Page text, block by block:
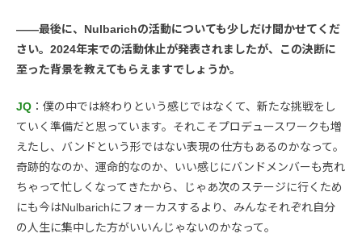
――最後に、Nulbarichの活動についても少しだけ聞かせてくだ
さい。2024年末での活動休止が発表されましたが、この決断に
至った背景を教えてもらえますでしょうか。
JQ ：僕の中では終わりという感じではなくて、新たな挑戦をし
ていく準備だと思っています。それこそプロデュースワークも増
えたし、バンドという形ではない表現の仕方もあるのかなって。
奇跡的なのか、運命的なのか、いい感じにバンドメンバーも売れ
ちゃって忙しくなってきたから、じゃあ次のステージに行くため
にも今はNulbarichにフォーカスするより、みんなそれぞれ自分
の人生に集中した方がいいんじゃないのかなって。